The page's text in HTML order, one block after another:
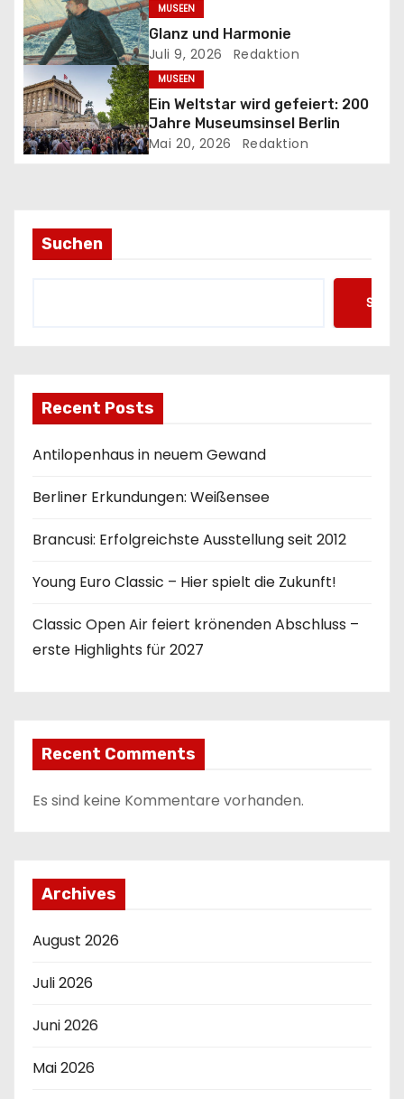
i
g
a
t
n
MUSEEN
Glanz und Harmonie
Juli 9, 2026 Redaktion
MUSEEN
Ein Weltstar wird gefeiert: 200
Jahre Museumsinsel Berlin
Mai 20, 2026 Redaktion
Suchen
Recent Posts
Antilopenhaus in neuem Gewand
Berliner Erkundungen: Weißensee
Brancusi: Erfolgreichste Ausstellung seit 2012
Young Euro Classic – Hier spielt die Zukunft!
Classic Open Air feiert krönenden Abschluss –
erste Highlights für 2027
Recent Comments
Es sind keine Kommentare vorhanden.
Archives
August 2026
Juli 2026
Juni 2026
Mai 2026